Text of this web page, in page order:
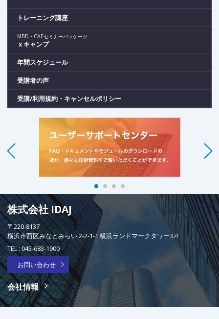
トレーニング講座
MBD・CAEセミナーパッケージ
ｘキャンプ
年間スケジュール
受講者の声
受講/利用規約・キャンセルポリシー
株式会社 IDAJ
〒220-8137
横浜市西区みなとみらい 2-2-1-1 横浜ランドマークタワー37F
TEL :045-683-1900
お問い合わせ
会社情報